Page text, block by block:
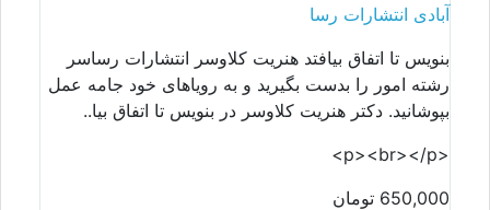
آبادی انتشارات رسا
بنویس تا اتفاق بیافتد هنریت کلاوسر انتشارات رساسر
رشته امور را بدست بگیرید و به رویاهای خود جامه عمل
بپوشانید. دکتر هنریت کلاوسر در بنویس تا اتفاق بیا..
650,000 تومان